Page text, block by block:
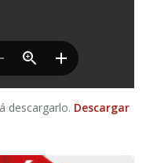
descargarlo. Descargar